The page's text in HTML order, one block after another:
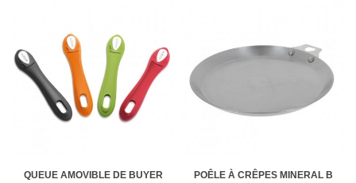
QUEUE AMOVIBLE DE BUYER
POÊLE À CRÊPES MINERAL B